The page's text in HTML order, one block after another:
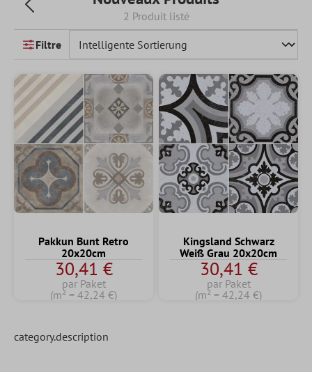
2 Produit listé
Filtre
Pakkun Bunt Retro
20x20cm
30,41 €
par Paket
(m² = 42,24 €)
Kingsland Schwarz
Weiß Grau 20x20cm
30,41 €
par Paket
(m² = 42,24 €)
category.description